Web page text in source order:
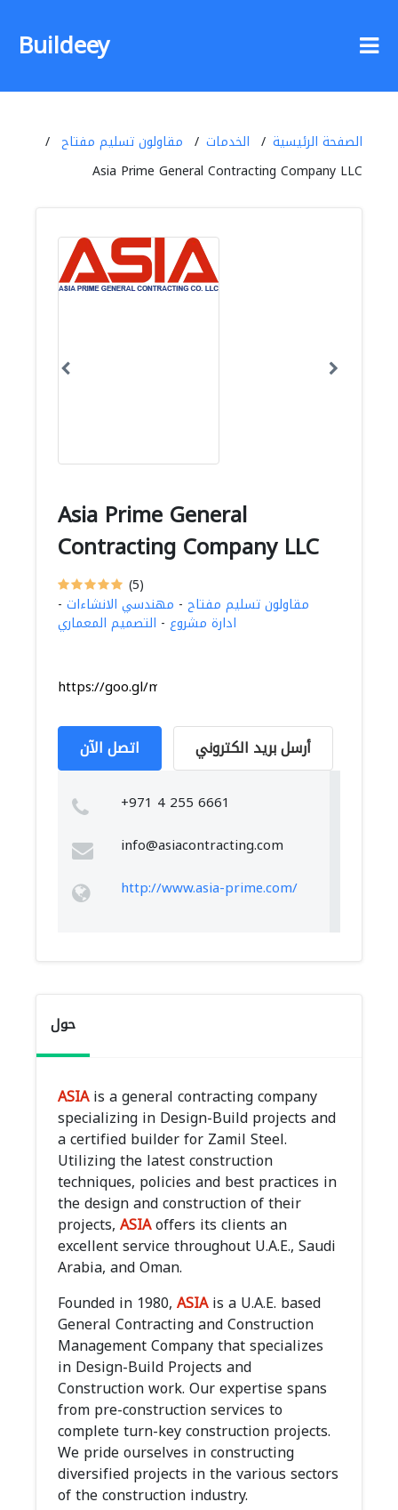
Buildeey
الصفحة الرئيسية الخدمات
مقاولون تسليم مفتاح
Asia Prime General Contracting Company LLC
Asia Prime General
Contracting Company LLC
(5)
مقاولون تسليم مفتاح - مهندسي الانشاءات -
ادارة مشروع - التصميم المعماري
https://goo.gl/maps/XKYKaVCqWFazx7iV6
اتصل الآن أرسل بريد الكتروني
+971 4 255 6661
info@asiacontracting.com
http://www.asia-prime.com/
حول
ASIAis a general contracting company
specializing in Design-Build projects and
a certified builder for Zamil Steel.
Utilizing the latest construction
techniques, policies and best practices in
the design and construction of their
projects,ASIAoffers its clients an
excellent service throughout U.A.E., Saudi
Arabia, and Oman.
Founded in 1980,ASIAis a U.A.E. based
General Contracting and Construction
Management Company that specializes
in Design-Build Projects and
Construction work. Our expertise spans
from pre-construction services to
complete turn-key construction projects.
We pride ourselves in constructing
diversified projects in the various sectors
of the construction industry.